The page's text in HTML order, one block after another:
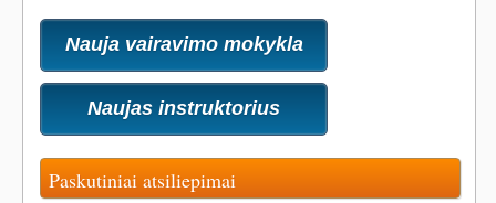
Nauja vairavimo mokykla
Naujas instruktorius
Paskutiniai atsiliepimai